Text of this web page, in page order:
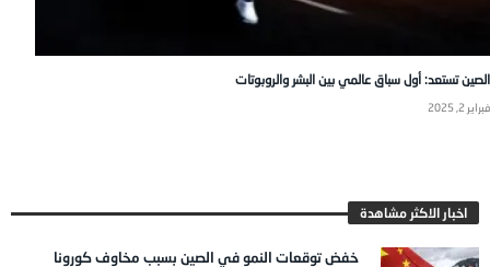
الصين تستعد: أول سباق عالمي بين البشر والروبوتات
فبراير 2, 2025
اخبار الاكثر مشاهدة
خفض توقعات النمو في الصين بسبب مخاوف كورونا